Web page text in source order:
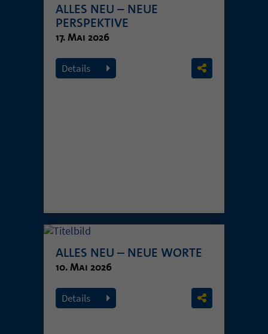
ALLES NEU – NEUE
PERSPEKTIVE
17. Mai 2026
Details
ALLES NEU – NEUE WORTE
10. Mai 2026
Details